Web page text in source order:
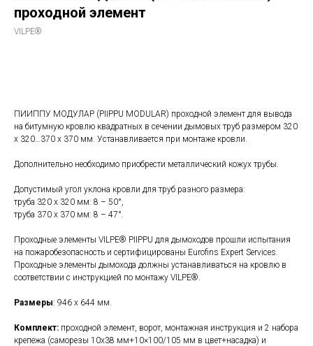
проходной элемент
VILPE®
ПИИППУ МОДУЛАР (PIIPPU MODULAR) проходной элемент для вывода
на битумную кровлю квадратных в сечении дымовых труб размером 320
x 320…370 x 370 мм. Устанавливается при монтаже кровли.
Дополнительно необходимо приобрести металлический кожух трубы.
Допустимый угол уклона кровли для труб разного размера:
труба 320 х 320 мм: 8 – 50°,
труба 370 х 370 мм: 8 – 47°.
Проходные элементы VILPE® PIIPPU для дымоходов прошли испытания
на пожаробезопасность и сертифицированы Eurofins Expert Services.
Проходные элементы дымохода должны устанавливаться на кровлю в
соответствии с инструкцией по монтажу VILPE®.
Размеры: 946 х 644 мм.
Комплект: проходной элемент, ворот, монтажная инструкция и 2 набора
крепежа (саморезы 10х38 мм+10×100/105 мм в цвет+насадка) и